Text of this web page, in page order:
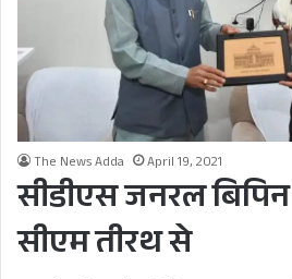
The News Adda April 19, 2021
सीडीएस जनरल
सीएम तीरथ से